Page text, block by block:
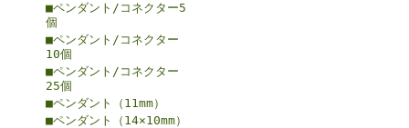
■ペンダント/コネクター5
個
■ペンダント/コネクター
10個
■ペンダント/コネクター
25個
■ペンダント（11mm）
■ペンダント（14×10mm）